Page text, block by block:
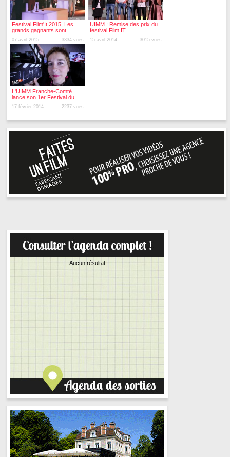
Festival Film'It 2015, Les
grands gagnants sont...
07 avril 2015 3334 vues
UIMM : Remise des prix du
festival Film IT
15 avril 2014 3015 vues
L'UIMM Franche-Comté
lance son 1er Festival du
Film
17 février 2014 2237 vues
Aucun résultat